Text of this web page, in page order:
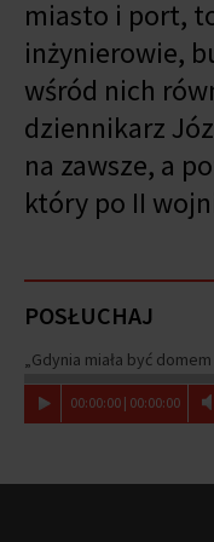
miasto i port,
inżynierowie,
wśród nich
dziennikarz
na zawsze, a
który po II
POSŁUCHAJ
„Gdynia miała być
00:00:00| 00:00:00